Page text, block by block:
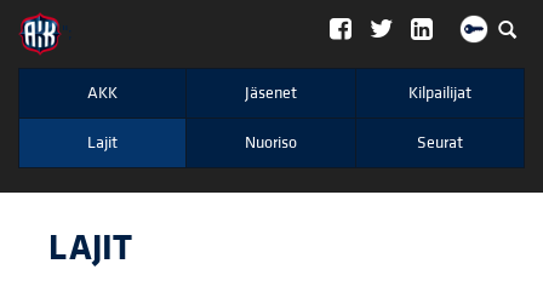
";
AKK Jäsenet Kilpailijat
Lajit Nuoriso Seurat
LAJIT